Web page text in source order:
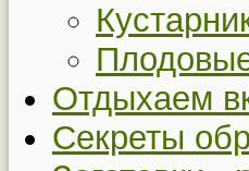
Отдыхаем
Секреты